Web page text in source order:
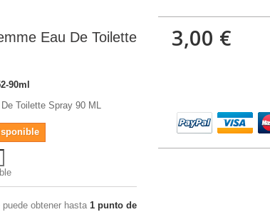
Eau De Toilette
90ml
Toilette Spray 90 ML
obtener hasta 1 punto de
3,00 €